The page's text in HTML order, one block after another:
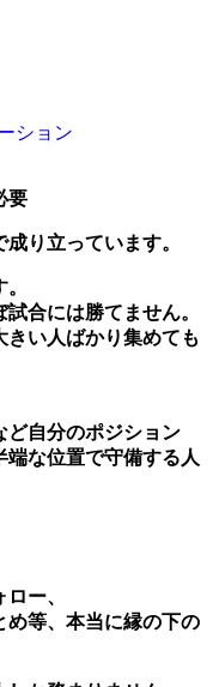
ション
要
り立っています。
合には勝てません。
きい人ばかり集めても
ど自分のポジション
な位置で守備する人
ー、
め等、本当に縁の下の